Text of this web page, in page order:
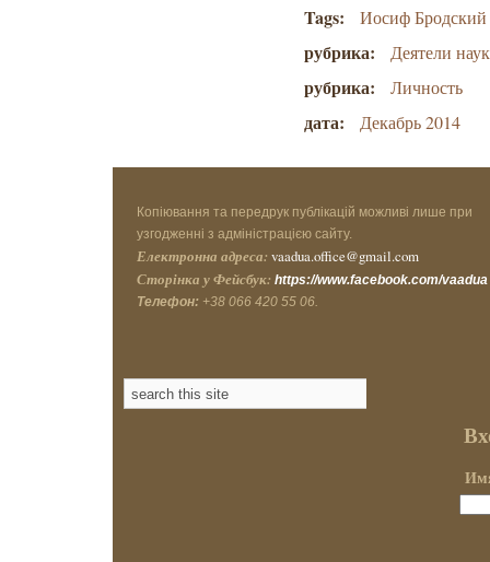
Tags: Иосиф Бродский
рубрика: Деятели
рубрика: Личность
дата: Декабрь 2014
Копіювання та передрук публікацій можливі лише при
узгодженні з адміністрацією сайту.
Електронна адреса: vaadua.office@gmail.com
Сторінка у Фейсбук: https://www.facebook.com/vaadua
Телефон: +38 066 420 55 06.